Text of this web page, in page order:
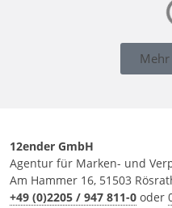
Mehr
12ender GmbH
Agentur für Marken- und
Am Hammer 16, 51503
+49 (0)2205 / 947 811-0 oder